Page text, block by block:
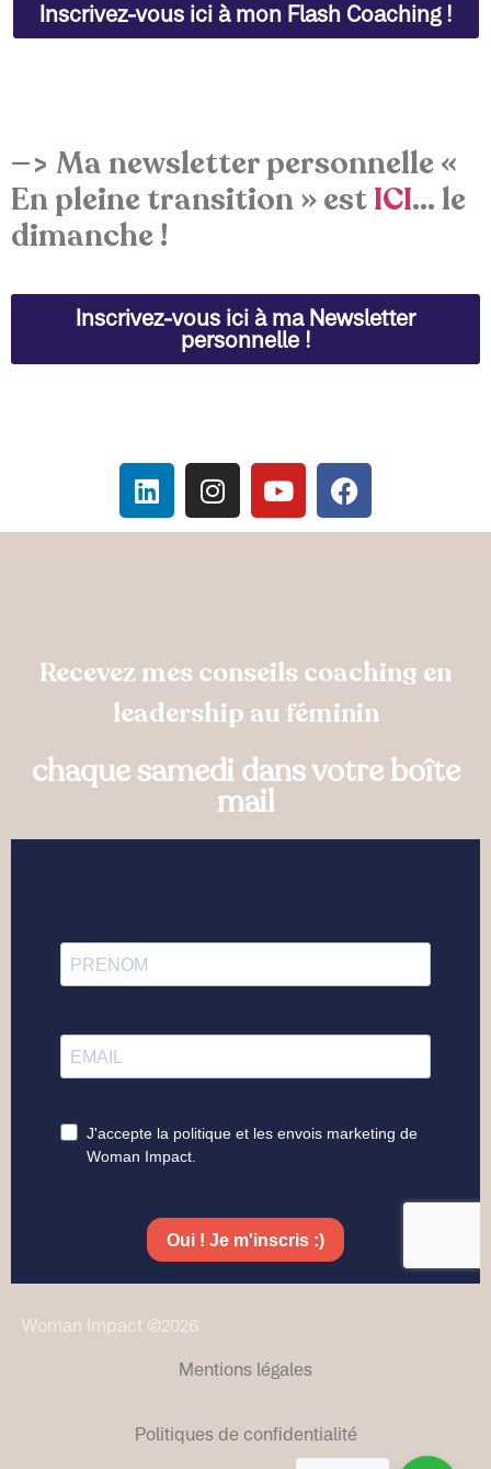
Inscrivez-vous ici à mon Flash Coaching !
—> Ma newsletter personnelle «
En pleine transition » estICI… le
dimanche !
Inscrivez-vous ici à ma Newsletter
personnelle !
Recevez mes conseils coaching en
leadership au féminin
chaque samedi dans votre boîte
mail
Woman Impact ©2026
Mentions légales
Politiques de confidentialité​